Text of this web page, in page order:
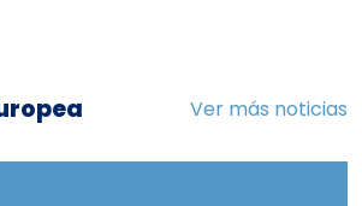
Ver más noticias